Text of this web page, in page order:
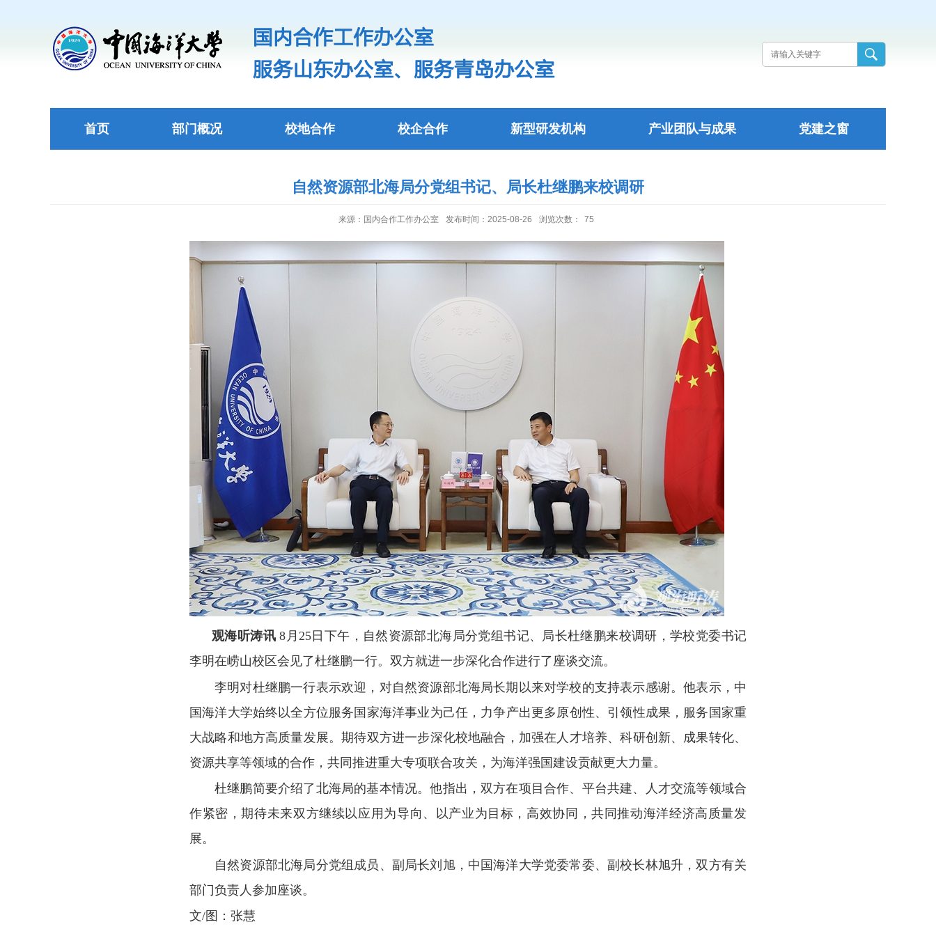
首页 部门概况 校地合作 校企合作 新型研发机构 产业团队与成果 党建之窗
自然资源部北海局分党组书记、局长杜继鹏来校调研
来源：国内合作工作办公室 发布时间：2025-08-26 浏览次数： 75
观海听涛讯8月25日下午，自然资源部北海局分党组书记、局长杜继鹏来校调研，学校党委书记
李明在崂山校区会见了杜继鹏一行。双方就进一步深化合作进行了座谈交流。
李明对杜继鹏一行表示欢迎，对自然资源部北海局长期以来对学校的支持表示感谢。他表示，中
国海洋大学始终以全方位服务国家海洋事业为己任，力争产出更多原创性、引领性成果，服务国家重
大战略和地方高质量发展。期待双方进一步深化校地融合，加强在人才培养、科研创新、成果转化、
资源共享等领域的合作，共同推进重大专项联合攻关，为海洋强国建设贡献更大力量。
杜继鹏简要介绍了北海局的基本情况。他指出，双方在项目合作、平台共建、人才交流等领域合
作紧密，期待未来双方继续以应用为导向、以产业为目标，高效协同，共同推动海洋经济高质量发
展。
自然资源部北海局分党组成员、副局长刘旭，中国海洋大学党委常委、副校长林旭升，双方有关
部门负责人参加座谈。
文/图：张慧